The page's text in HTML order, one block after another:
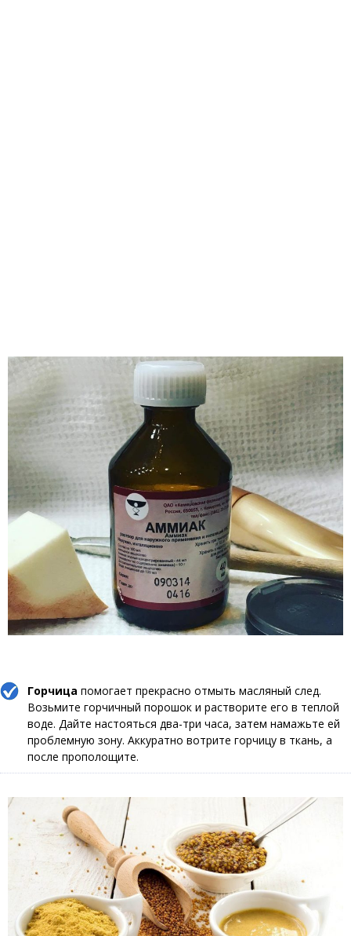
Горчица помогает прекрасно отмыть масляный след.
Возьмите горчичный порошок и растворите его в теплой
воде. Дайте настояться два-три часа, затем намажьте ей
проблемную зону. Аккуратно вотрите горчицу в ткань, а
после прополощите.